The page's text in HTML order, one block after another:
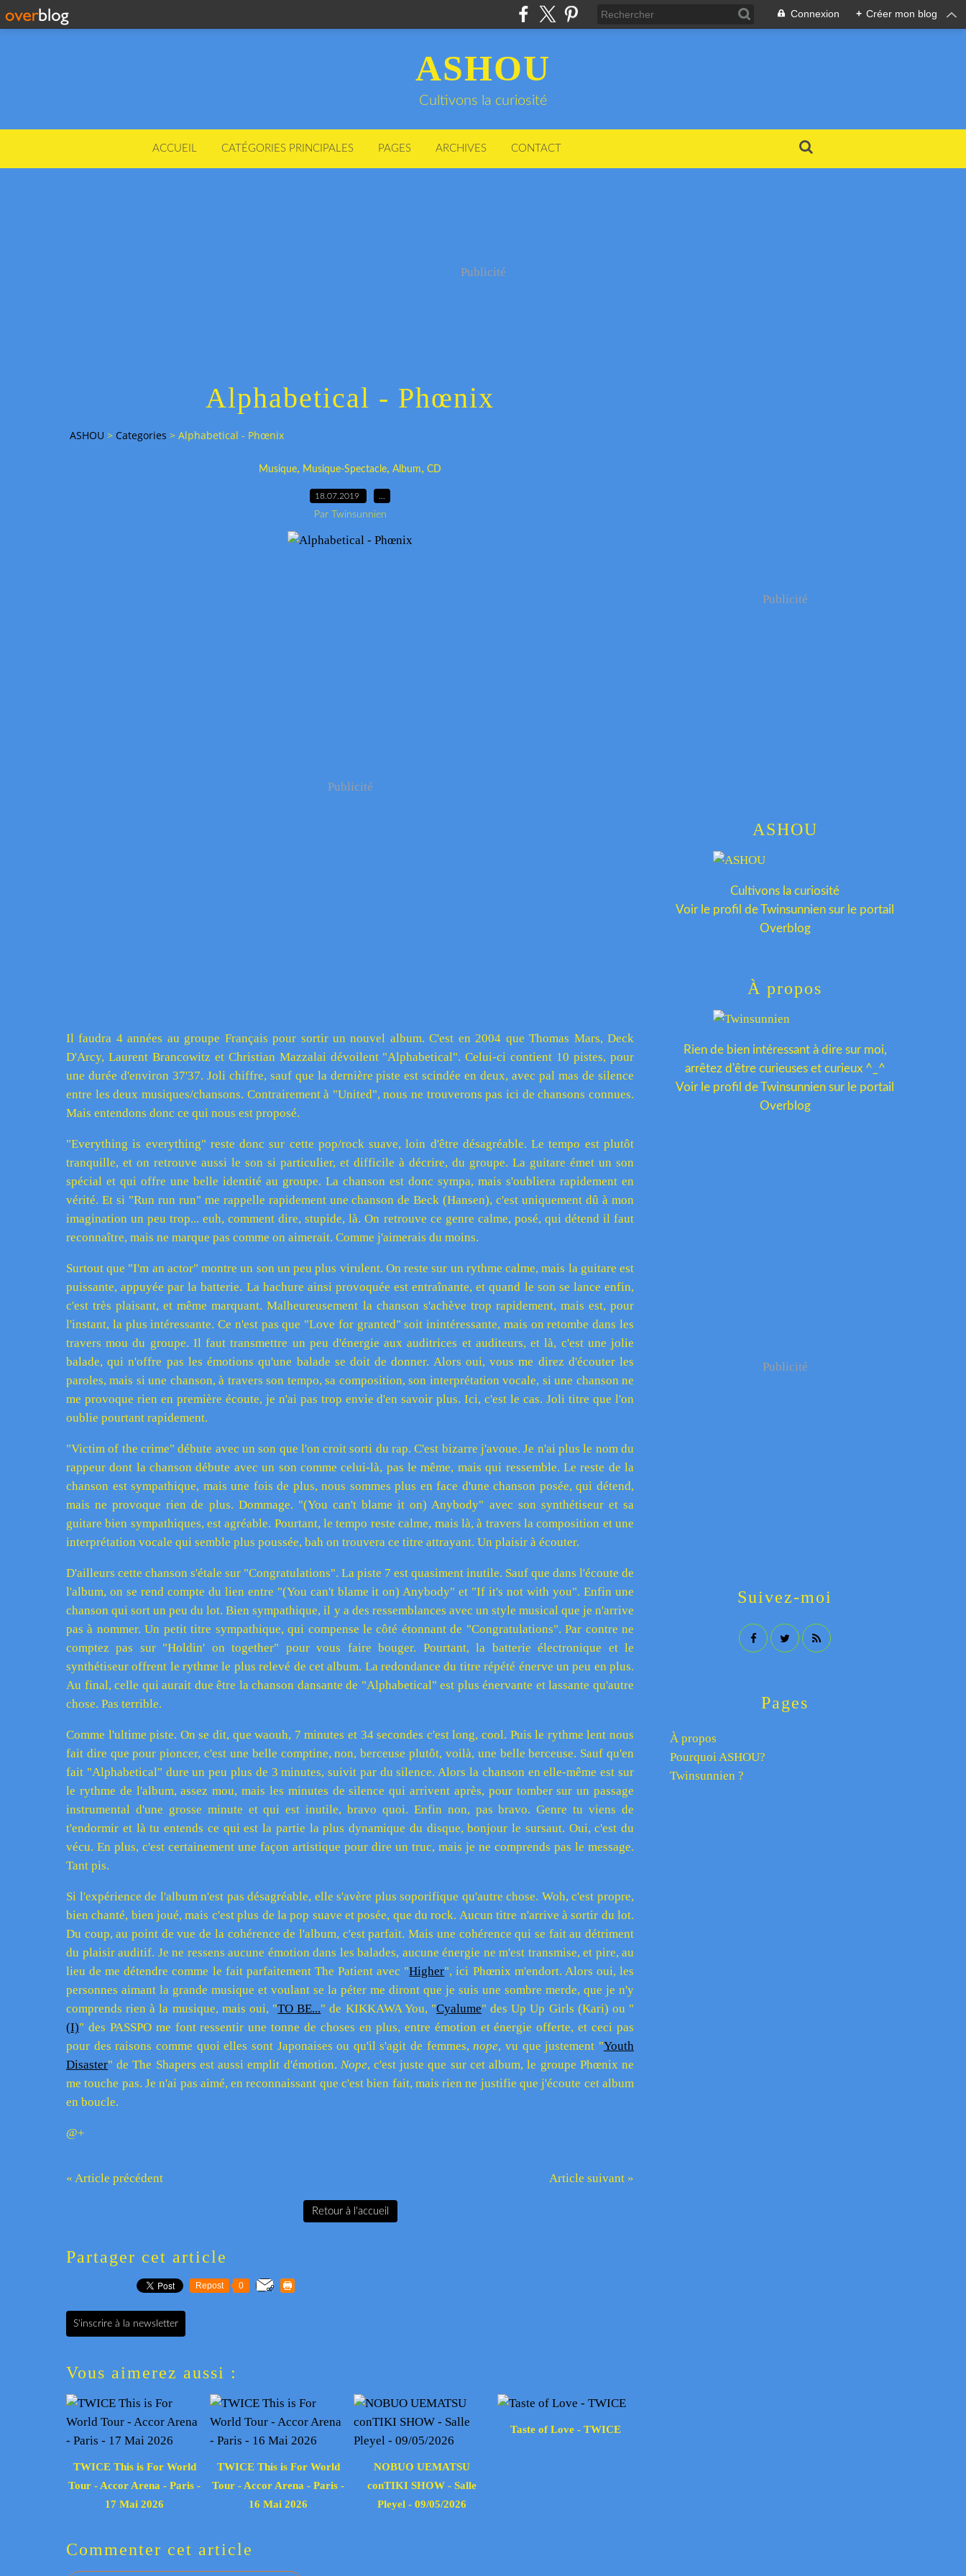
Connexion + Créer mon blog
ASHOU
Cultivons la curiosité
ACCUEIL CATÉGORIES PRINCIPALES PAGES ARCHIVES CONTACT
Publicité
Alphabetical - Phœnix
ASHOU > Categories > Alphabetical - Phœnix
Musique, Musique-Spectacle, Album, CD
18.07.2019
Par Twinsunnien
Publicité
Il faudra 4 années au groupe Français pour sortir un nouvel album. C'est en 2004 que Thomas Mars, Deck
D'Arcy, Laurent Brancowitz et Christian Mazzalai dévoilent "Alphabetical". Celui-ci contient 10 pistes, pour
une durée d'environ 37'37. Joli chiffre, sauf que la dernière piste est scindée en deux, avec pal mas de silence
entre les deux musiques/chansons. Contrairement à "United", nous ne trouverons pas ici de chansons connues.
Mais entendons donc ce qui nous est proposé.
"Everything is everything" reste donc sur cette pop/rock suave, loin d'être désagréable. Le tempo est plutôt
tranquille, et on retrouve aussi le son si particulier, et difficile à décrire, du groupe. La guitare émet un son
spécial et qui offre une belle identité au groupe. La chanson est donc sympa, mais s'oubliera rapidement en
vérité. Et si "Run run run" me rappelle rapidement une chanson de Beck (Hansen), c'est uniquement dû à mon
imagination un peu trop... euh, comment dire, stupide, là. On retrouve ce genre calme, posé, qui détend il faut
reconnaître, mais ne marque pas comme on aimerait. Comme j'aimerais du moins.
Surtout que "I'm an actor" montre un son un peu plus virulent. On reste sur un rythme calme, mais la guitare est
puissante, appuyée par la batterie. La hachure ainsi provoquée est entraînante, et quand le son se lance enfin,
c'est très plaisant, et même marquant. Malheureusement la chanson s'achève trop rapidement, mais est, pour
l'instant, la plus intéressante. Ce n'est pas que "Love for granted" soit inintéressante, mais on retombe dans les
travers mou du groupe. Il faut transmettre un peu d'énergie aux auditrices et auditeurs, et là, c'est une jolie
balade, qui n'offre pas les émotions qu'une balade se doit de donner. Alors oui, vous me direz d'écouter les
paroles, mais si une chanson, à travers son tempo, sa composition, son interprétation vocale, si une chanson ne
me provoque rien en première écoute, je n'ai pas trop envie d'en savoir plus. Ici, c'est le cas. Joli titre que l'on
oublie pourtant rapidement.
"Victim of the crime" débute avec un son que l'on croit sorti du rap. C'est bizarre j'avoue. Je n'ai plus le nom du
rappeur dont la chanson débute avec un son comme celui-là, pas le même, mais qui ressemble. Le reste de la
chanson est sympathique, mais une fois de plus, nous sommes plus en face d'une chanson posée, qui détend,
mais ne provoque rien de plus. Dommage. "(You can't blame it on) Anybody" avec son synthétiseur et sa
guitare bien sympathiques, est agréable. Pourtant, le tempo reste calme, mais là, à travers la composition et une
interprétation vocale qui semble plus poussée, bah on trouvera ce titre attrayant. Un plaisir à écouter.
D'ailleurs cette chanson s'étale sur "Congratulations". La piste 7 est quasiment inutile. Sauf que dans l'écoute de
l'album, on se rend compte du lien entre "(You can't blame it on) Anybody" et "If it's not with you". Enfin une
chanson qui sort un peu du lot. Bien sympathique, il y a des ressemblances avec un style musical que je n'arrive
pas à nommer. Un petit titre sympathique, qui compense le côté étonnant de "Congratulations". Par contre ne
comptez pas sur "Holdin' on together" pour vous faire bouger. Pourtant, la batterie électronique et le
synthétiseur offrent le rythme le plus relevé de cet album. La redondance du titre répété énerve un peu en plus.
Au final, celle qui aurait due être la chanson dansante de "Alphabetical" est plus énervante et lassante qu'autre
chose. Pas terrible.
Comme l'ultime piste. On se dit, que waouh, 7 minutes et 34 secondes c'est long, cool. Puis le rythme lent nous
fait dire que pour pioncer, c'est une belle comptine, non, berceuse plutôt, voilà, une belle berceuse. Sauf qu'en
fait "Alphabetical" dure un peu plus de 3 minutes, suivit par du silence. Alors la chanson en elle-même est sur
le rythme de l'album, assez mou, mais les minutes de silence qui arrivent après, pour tomber sur un passage
instrumental d'une grosse minute et qui est inutile, bravo quoi. Enfin non, pas bravo. Genre tu viens de
t'endormir et là tu entends ce qui est la partie la plus dynamique du disque, bonjour le sursaut. Oui, c'est du
vécu. En plus, c'est certainement une façon artistique pour dire un truc, mais je ne comprends pas le message.
Tant pis.
Si l'expérience de l'album n'est pas désagréable, elle s'avère plus soporifique qu'autre chose. Woh, c'est propre,
bien chanté, bien joué, mais c'est plus de la pop suave et posée, que du rock. Aucun titre n'arrive à sortir du lot.
Du coup, au point de vue de la cohérence de l'album, c'est parfait. Mais une cohérence qui se fait au détriment
du plaisir auditif. Je ne ressens aucune émotion dans les balades, aucune énergie ne m'est transmise, et pire, au
lieu de me détendre comme le fait parfaitement The Patient avec "Higher", ici Phœnix m'endort. Alors oui, les
personnes aimant la grande musique et voulant se la péter me diront que je suis une sombre merde, que je n'y
comprends rien à la musique, mais oui, "TO BE..." de KIKKAWA You, "Cyalume" des Up Up Girls (Kari) ou "
(I)" des PASSPO me font ressentir une tonne de choses en plus, entre émotion et énergie offerte, et ceci pas
pour des raisons comme quoi elles sont Japonaises ou qu'il s'agit de femmes,nope, vu que justement "Youth
Disaster" de The Shapers est aussi emplit d'émotion. Nope, c'est juste que sur cet album, le groupe Phœnix ne
me touche pas. Je n'ai pas aimé, en reconnaissant que c'est bien fait, mais rien ne justifie que j'écoute cet album
en boucle.
@+
« Article précédent Article suivant »
Retour à l'accueil
Partager cet article
Repost 0
S'inscrire à la newsletter
Vous aimerez aussi :
TWICE This is For World
Tour - Accor Arena - Paris -
17 Mai 2026
TWICE This is For World
Tour - Accor Arena - Paris -
16 Mai 2026
NOBUO UEMATSU
conTIKI SHOW - Salle
Pleyel - 09/05/2026
Taste of Love - TWICE
Commenter cet article
Publicité
Pages
À propos
Pourquoi ASHOU?
Twinsunnien ?
ASHOU
Cultivons la curiosité
Voir le profil deTwinsunnien sur le portail
Overblog
Suivez-moi
À propos
Rien de bien intéressant à dire sur moi,
arrêtez d'être curieuses et curieux ^_^
Voir le profil deTwinsunnien sur le portail
Overblog
Publicité